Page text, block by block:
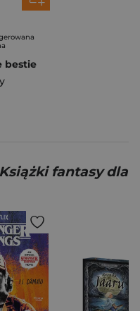
bestie
Książki fantasy dla